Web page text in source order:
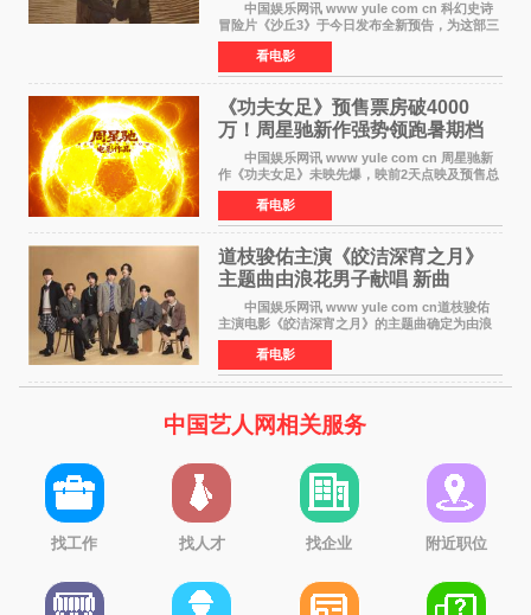
中国娱乐网讯 www yule com cn 科幻史诗
冒险片《沙丘3》于今日发布全新预告，为这部三
部曲最终章揭开神秘面纱。预告中展现了17年过
去后，保罗·厄崔迪以穆阿迪布之名登基称帝，发
动了一场
看电影
《功夫女足》预售票房破4000
万！周星驰新作强势领跑暑期档
中国娱乐网讯 www yule com cn 周星驰新
作《功夫女足》未映先爆，映前2天点映及预售总
票房已突破4000万大关，成为暑期档最受期待的
电影之一。这部融合功夫元素与足球题材的喜剧
电影，将于7月
看电影
道枝骏佑主演《皎洁深宵之月》
主题曲由浪花男子献唱 新曲
《Moonlit》预告公开
中国娱乐网讯 www yule com cn道枝骏佑
主演电影《皎洁深宵之月》的主题曲确定为由浪
花男子演唱的新曲《Moonlit》。使用该乐曲的最
新预告片也已制作完成。 本片讲述的是市村
琥珀（道枝骏佑
看电影
中国艺人网相关服务
找工作 找人才 找企业 附近职位